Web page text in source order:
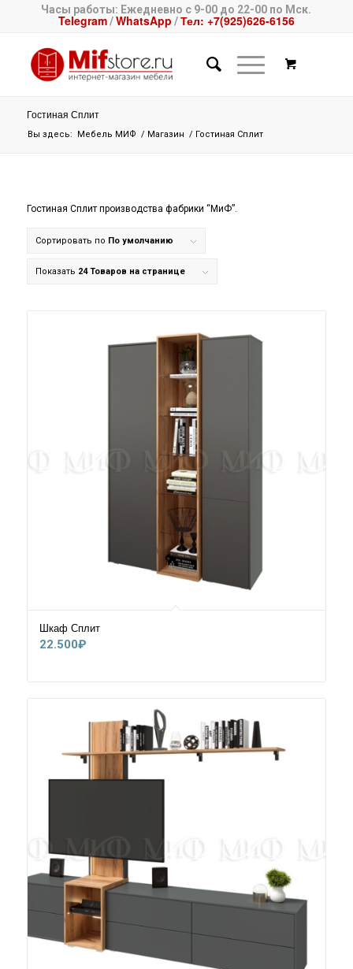
Часы работы: Ежедневно с 9-00 до 22-00 по Мск.
Telegram/WhatsApp /Тел: +7(925)626-6156
Гостиная Сплит
Вы здесь: Мебель МИФ / Магазин / Гостиная Сплит
Гостиная Сплит производства фабрики “МиФ”.
Сортировать по По умолчанию
Показать 24 Товаров на странице
Шкаф Сплит
22.500₽